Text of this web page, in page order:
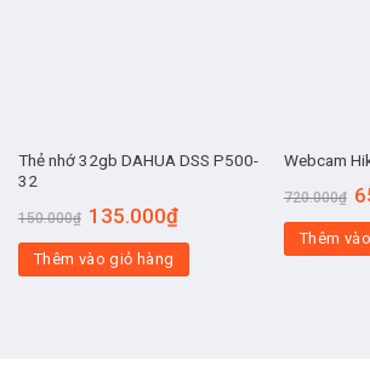
Thẻ nhớ 32gb DAHUA DSS P500-
32
150.000₫ 135.000₫
Thêm vào giỏ hàng
Webcam
720.000₫
Thêm